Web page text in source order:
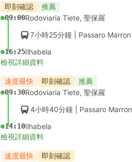
即刻確認 推薦
09:00Rodoviaria Tiete, 聖保羅
7小時25分鐘 | Passaro Marron
16:25Ilhabela
檢視詳細資料
速度最快 即刻確認 推薦
09:30Rodoviaria Tiete, 聖保羅
4小時40分鐘 | Passaro Marron
14:10Ilhabela
檢視詳細資料
速度最快 即刻確認